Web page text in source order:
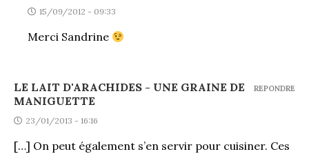
15/09/2012 - 09:33
Merci Sandrine
LE LAIT D'ARACHIDES - UNE GRAINE DE
MANIGUETTE
23/01/2013 - 16:16
[…] On peut également s’en servir pour cuisiner. Ces
REPONDRE